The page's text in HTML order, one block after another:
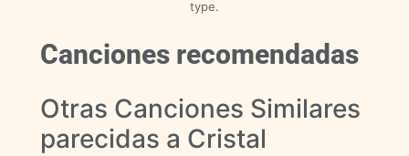
type.
Canciones recomendadas
Otras Canciones Similares
parecidas a Cristal